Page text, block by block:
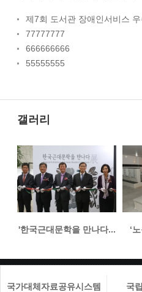
제7회 도서관 장애인서비스
77777777
666666666
55555555
갤러리
'한국근대문학을 만나다... ‘
국가대체자료공유시스템 국